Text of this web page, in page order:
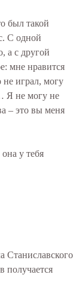
был такой
С одной
а с другой
мне нравится
не играл, могу
Я не могу не
– это вы меня
у тебя
Станиславского
получается